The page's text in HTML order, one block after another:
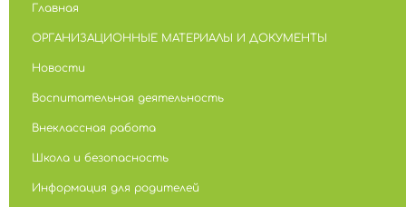
Главная
ОРГАНИЗАЦИОННЫЕ МАТЕРИАЛЫ И ДОКУМЕНТЫ
Новости
Воспитательная деятельность
Внеклассная работа
Школа и безопасность
Информация для родителей